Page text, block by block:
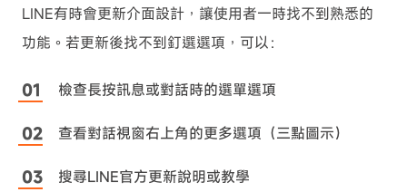
LINE有時會更新介面設計，讓使用者一時找不到熟悉的
功能。若更新後找不到釘選選項，可以：
檢查長按訊息或對話時的選單選項
查看對話視窗右上角的更多選項（三點圖示）
搜尋LINE官方更新說明或教學